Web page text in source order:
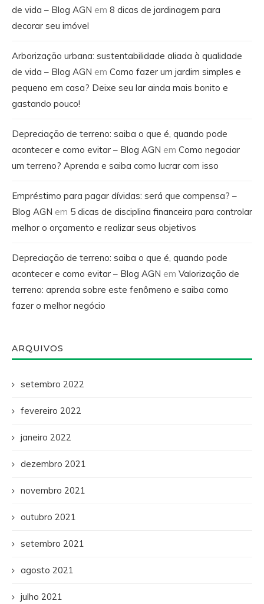
de vida – Blog AGN em 8 dicas de jardinagem para
decorar seu imóvel
Arborização urbana: sustentabilidade aliada à qualidade
de vida – Blog AGN em Como fazer um jardim simples e
pequeno em casa? Deixe seu lar ainda mais bonito e
gastando pouco!
Depreciação de terreno: saiba o que é, quando pode
acontecer e como evitar – Blog AGN em Como negociar
um terreno? Aprenda e saiba como lucrar com isso
Empréstimo para pagar dívidas: será que compensa? –
Blog AGN em 5 dicas de disciplina financeira para controlar
melhor o orçamento e realizar seus objetivos
Depreciação de terreno: saiba o que é, quando pode
acontecer e como evitar – Blog AGN em Valorização de
terreno: aprenda sobre este fenômeno e saiba como
fazer o melhor negócio
ARQUIVOS
setembro 2022
fevereiro 2022
janeiro 2022
dezembro 2021
novembro 2021
outubro 2021
setembro 2021
agosto 2021
julho 2021